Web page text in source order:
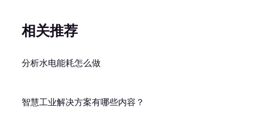
相关推荐
分析水电能耗怎么做
智慧工业解决方案有哪些内容？